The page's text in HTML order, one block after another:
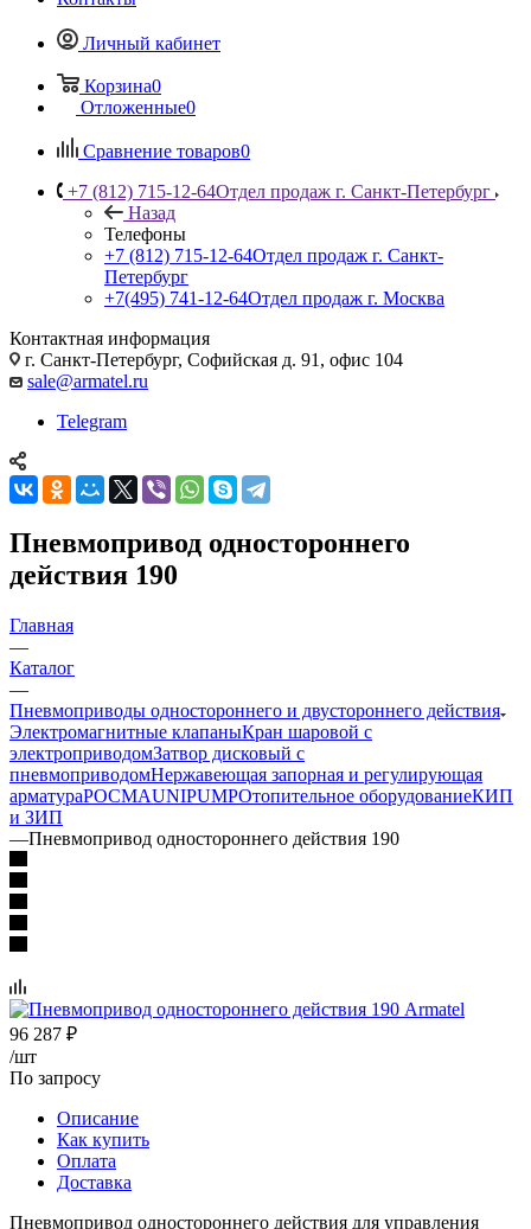
Личный кабинет
Корзина0
Отложенные0
Сравнение товаров0
+7 (812) 715-12-64Отдел продаж г. Санкт-Петербург
Назад
Телефоны
+7 (812) 715-12-64Отдел продаж г. Санкт-
Петербург
+7(495) 741-12-64Отдел продаж г. Москва
Контактная информация
г. Санкт-Петербург, Софийская д. 91, офис 104
sale@armatel.ru
Telegram
Пневмопривод одностороннего
действия 190
Главная
—
Каталог
—
Пневмоприводы одностороннего и двустороннего действия
Электромагнитные клапаныКран шаровой с
электроприводомЗатвор дисковый с
пневмоприводомНержавеющая запорная и регулирующая
арматураРОСМАUNIPUMPОтопительное оборудованиеКИП
и ЗИП
—Пневмопривод одностороннего действия 190
96 287 ₽
/шт
По запросу
Описание
Как купить
Оплата
Доставка
Пневмопривод одностороннего действия для управления